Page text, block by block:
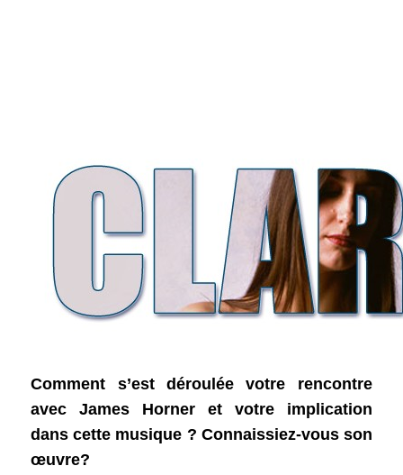
Comment s’est déroulée votre rencontre
avec James Horner et votre implication
dans cette musique ? Connaissiez-vous son
œuvre?